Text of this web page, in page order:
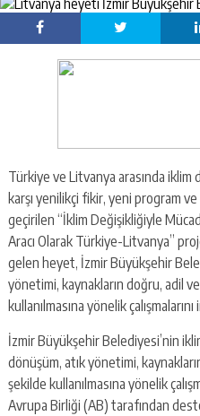
Türkiye ve Litvanya arasında
karşı yenilikçi fikir, yeni program
geçirilen “İklim Değişikliğiyle
Aracı Olarak Türkiye-Litvanya”
gelen heyet, İzmir Büyükşehir
yönetimi, kaynakların doğru, adil
kullanılmasına yönelik
İzmir Büyükşehir Belediyesi’nin
dönüşüm, atık yönetimi,
şekilde kullanılmasına yönelik
Avrupa Birliği (AB) tarafından